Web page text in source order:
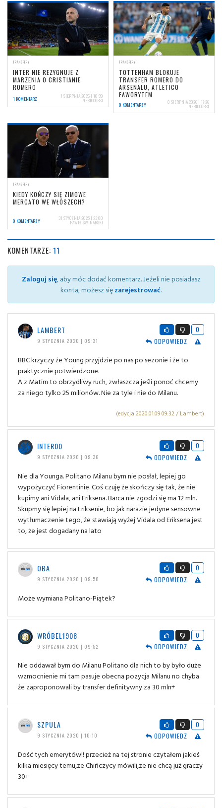
TRANSFERY
INTER NIE REZYGNUJE Z
MARZENIA O CRISTIANIE
ROMERO
1 KOMENTARZ 1 SIERPNIA 2026 | 10:39
NERIOCORSI
TRANSFERY
TOTTENHAM BLOKUJE
TRANSFER ROMERO DO
ARSENALU, ATLETICO
FAWORYTEM
0 KOMENTARZY 8 SIERPNIA 2026 | 17:26
NERIOCORSI
TRANSFERY
KIEDY KOŃCZY SIĘ ZIMOWE
MERCATO WE WŁOSZECH?
0 KOMENTARZY 31 STYCZNIA 2025 | 23:00
PAWEŁ ŚWINARSKI
KOMENTARZE: 11
Zaloguj się, aby móc dodać komentarz. Jeżeli nie posiadasz
konta, możesz sięzarejestrować.
LAMBERT
9 STYCZNIA 2020 | 09:31
0
ODPOWIEDZ
BBC krzyczy że Young przyjdzie po nas po sezonie i że to
praktycznie potwierdzone.
A z Matim to obrzydliwy ruch, zwłaszcza jeśli ponoć chcemy
za niego tylko 25 milionów. Nie za tyle i nie do Milanu.
(edycja 2020.01.09 09:32 / Lambert)
INTER00
9 STYCZNIA 2020 | 09:36
0
ODPOWIEDZ
Nie dla Younga. Politano Milanu bym nie posłał, lepiej go
wypożyczyć Fiorentinie. Coś czuję że skończy się tak, że nie
kupimy ani Vidala, ani Eriksena. Barca nie zgodzi się ma 12 mln.
Skupmy się lepiej na Eriksenie, bo jak narazie jedyne sensowne
wytłumaczenie tego, że stawiają wyżej Vidala od Eriksena jest
to, że jest dogadany na lato
OBA
9 STYCZNIA 2020 | 09:50
0
ODPOWIEDZ
Może wymiana Politano-Piątek?
WRÓBEL1908
9 STYCZNIA 2020 | 09:52
0
ODPOWIEDZ
Nie oddawał bym do Milanu Politano dla nich to by było duże
wzmocnienie mi tam pasuje obecna pozycja Milanu no chyba
że zaproponowali by transfer definitywny za 30 mln+
SZPULA
9 STYCZNIA 2020 | 10:10
0
ODPOWIEDZ
Dość tych emerytów!! przecież na tej stronie czytałem jakieś
kilka miesięcy temu,ze Chińczycy mówili,ze nie chcą już graczy
30+